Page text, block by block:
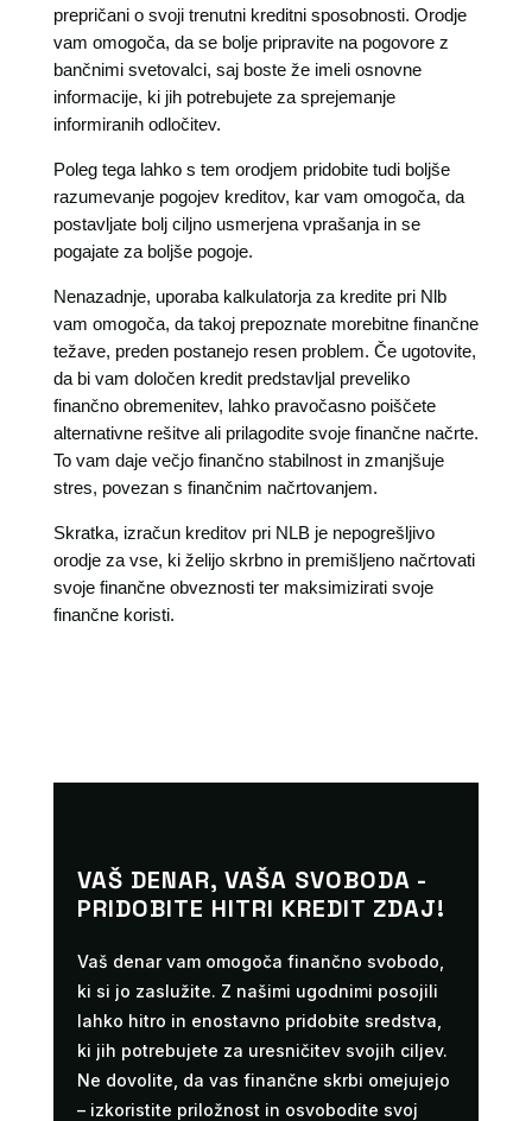
prepričani o svoji trenutni kreditni sposobnosti. Orodje
vam omogoča, da se bolje pripravite na pogovore z
bančnimi svetovalci, saj boste že imeli osnovne
informacije, ki jih potrebujete za sprejemanje
informiranih odločitev.
Poleg tega lahko s tem orodjem pridobite tudi boljše
razumevanje pogojev kreditov, kar vam omogoča, da
postavljate bolj ciljno usmerjena vprašanja in se
pogajate za boljše pogoje.
Nenazadnje, uporaba kalkulatorja za kredite pri Nlb
vam omogoča, da takoj prepoznate morebitne finančne
težave, preden postanejo resen problem. Če ugotovite,
da bi vam določen kredit predstavljal preveliko
finančno obremenitev, lahko pravočasno poiščete
alternativne rešitve ali prilagodite svoje finančne načrte.
To vam daje večjo finančno stabilnost in zmanjšuje
stres, povezan s finančnim načrtovanjem.
Skratka, izračun kreditov pri NLB je nepogrešljivo
orodje za vse, ki želijo skrbno in premišljeno načrtovati
svoje finančne obveznosti ter maksimizirati svoje
finančne koristi.
VAŠ DENAR, VAŠA SVOBODA -
PRIDOBITE HITRI KREDIT ZDAJ!
Vaš denar vam omogoča finančno svobodo,
ki si jo zaslužite. Z našimi ugodnimi posojili
lahko hitro in enostavno pridobite sredstva,
ki jih potrebujete za uresničitev svojih ciljev.
Ne dovolite, da vas finančne skrbi omejujejo
– izkoristite priložnost in osvobodite svoj